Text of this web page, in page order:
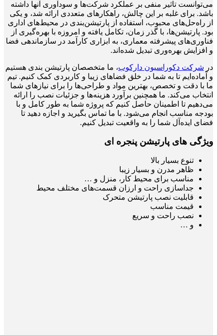
می‌توانست تاثیر منفی بر عملکرد شرکت‌ها و سودآوری آنها داشته
باشد. برای غلبه بر این چالش، راهکارهای متعددی ارائه شد، و یکی
از راه‌حل‌های محبوب، استفاده از پارتیشن‌بندی در محیط‌های اداری
بود. پارتیشن‌ها، با گذر زمان، تکامل یافته و امروزه با بهره‌گیری از
فناوری‌های پیشرفته معماری، به ابزاری کارآمد در سازماندهی فضا
و افزایش بهره‌وری تبدیل شده‌اند.
در شرکت دکوراسیون دارکوب، ما متخصصان پارتیشن بندی هستیم
و آماده‌ایم تا به شما در خلق فضاهای زیبا و کاربردی کمک کنیم. تیم
ما با دقت و تخصص، بهترین مواد و طراحی‌ها را برای نیازهای شما
انتخاب می‌کند. ما همچنین برآورد هزینه‌ها و جزئیات نصب را ارائه
می‌دهیم تا اطمینان حاصل کنیم که پروژه شما به طور کامل و با
بودجه مناسب انجام می‌شود. با ما تماس بگیرید و اجازه دهید تا
فضای ایده‌آل شما را به واقعیت تبدیل کنیم.
ویژگی های پارتیشن پنجره ای
تنوع بسیار بالا
ظاهر مدرن و بسیار زیبا
مناسب برای محیط کار، منزل و …
جداسازی راحت و ارزان قسمت‌های مختلف محیط
قابلیت نصب پارتیشن متحرک
قیمت مناسب
نصب راحت و سریع
و …